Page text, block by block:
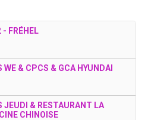
- FRÉHEL
& CPCS & GCA HYUNDAI
JEUDI & RESTAURANT LA
CHINOISE